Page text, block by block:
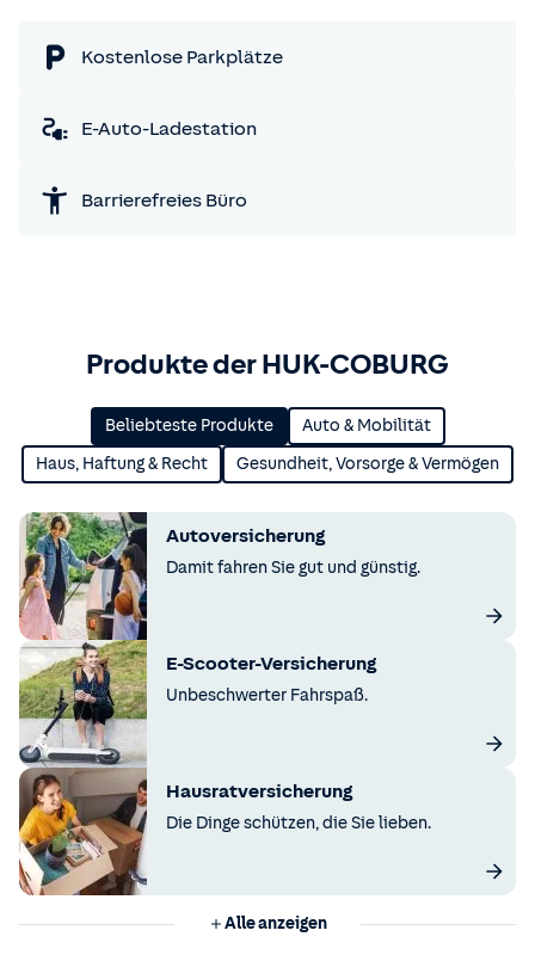
Kostenlose Parkplätze
E-Auto-Ladestation
Barrierefreies Büro
Produkte der HUK-COBURG
Beliebteste Produkte Auto & Mobilität
Haus, Haftung & Recht Gesundheit, Vorsorge & Vermögen
Autoversicherung
Damit fahren Sie gut und günstig.
E-Scooter-Versicherung
Unbeschwerter Fahrspaß.
Hausratversicherung
Die Dinge schützen, die Sie lieben.
Alle anzeigen